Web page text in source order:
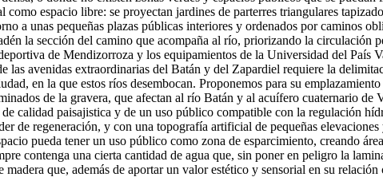
como espacio libre: se proyectan jardines de parterres triangulares
a unas pequeñas plazas públicas interiores y ordenados por caminos
la sección del camino que acompaña al río, priorizando la
de Mendizorroza y los equipamientos de la Universidad del País
las avenidas extraordinarias del Batán y del Zapardiel requiere la
en la que estos ríos desembocan. Proponemos para su
de la gravera, que afectan al río Batán y al acuífero cuaternario de
calidad paisajistica y de un uso público compatible con la regulación
de regeneración, y con una topografía artificial de pequeñas
pueda tener un uso público como zona de esparcimiento, creando
contenga una cierta cantidad de agua que, sin poner en peligro la
que, además de aportar un valor estético y sensorial en su